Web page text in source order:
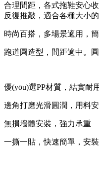
合理間距，各式拖鞋安心收
反復推敲，適合各種大小
時尚百搭，多場景適用， 簡
跑道圓造型，間距適中。
優(yōu)選PP材質，結實耐用
邊角打磨光滑圓潤，用料
無損墻體安裝，強力承重
一撕一貼，快速簡單，